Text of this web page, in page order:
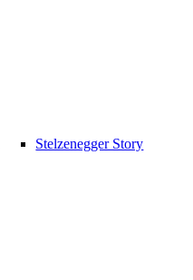
Stelzenegger Story